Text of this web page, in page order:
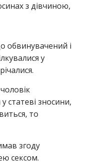
з дівчиною,
обвинувачений і
у
статеві зносини,
то
згоду
сексом.